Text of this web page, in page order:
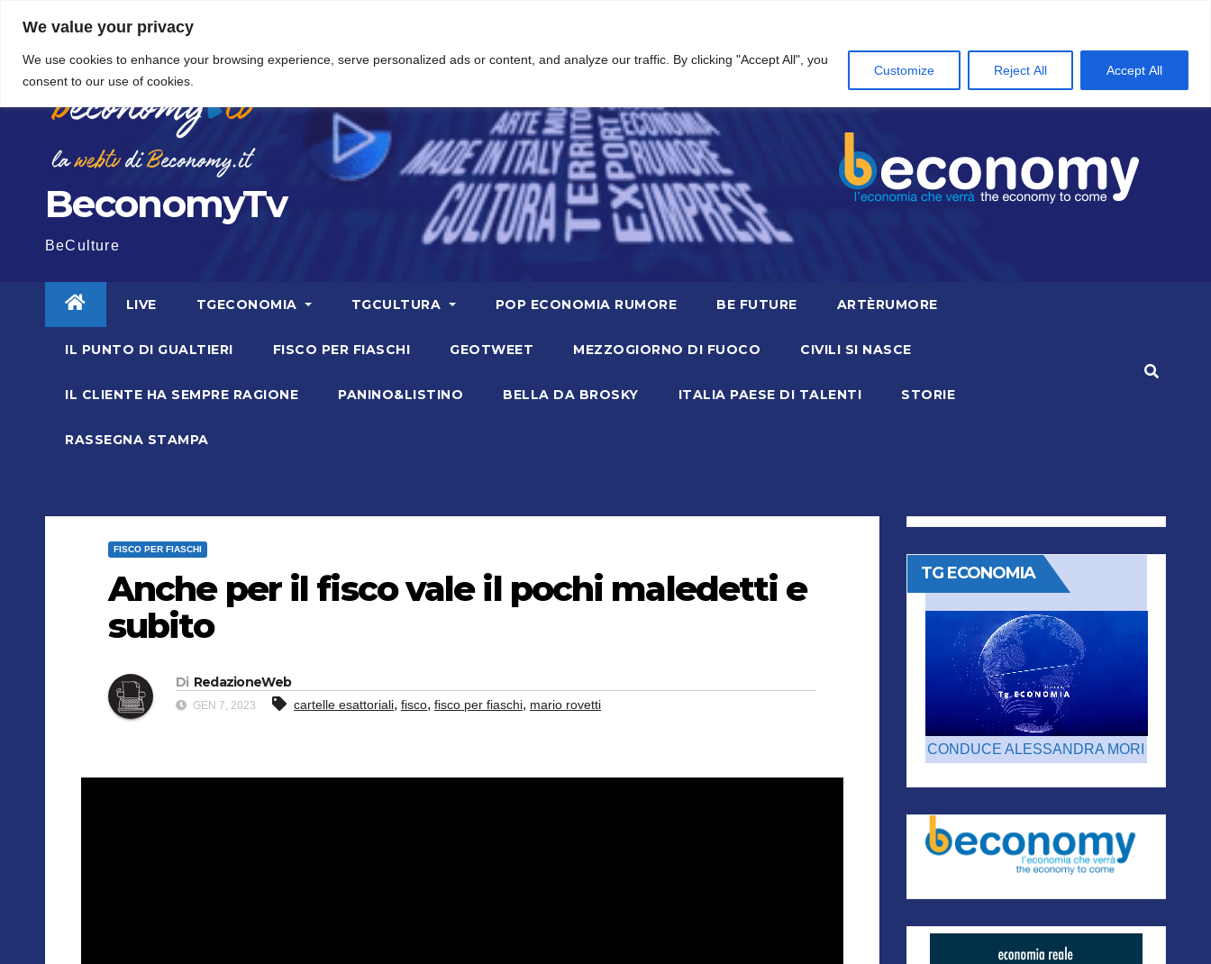
We value your privacy
We use cookies to enhance your browsing experience, serve personalized ads or content, and analyze our traffic. By clicking "Accept All", you
consent to our use of cookies.
Customize Reject All Accept All
contenuto
5 Agosto 2026 9:05
BeconomyTv
BeCulture
LIVE TGECONOMIA TGCULTURA POP ECONOMIA RUMORE BE FUTURE ARTÈRUMORE
IL PUNTO DI GUALTIERI FISCO PER FIASCHI GEOTWEET MEZZOGIORNO DI FUOCO CIVILI SI NASCE
IL CLIENTE HA SEMPRE RAGIONE PANINO&LISTINO BELLA DA BROSKY ITALIA PAESE DI TALENTI STORIE
RASSEGNA STAMPA
FISCO PER FIASCHI
Anche per il fisco vale il pochi maledetti e
subito
Di RedazioneWeb
GEN 7, 2023 cartelle esattoriali, fisco, fisco per fiaschi, mario rovetti
TG ECONOMIA
CONDUCE ALESSANDRA MORI